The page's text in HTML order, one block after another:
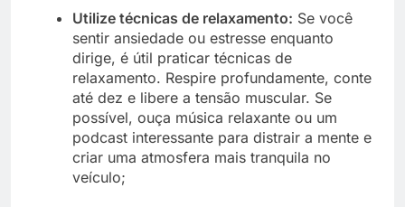
Utilize técnicas de relaxamento: Se você
sentir ansiedade ou estresse enquanto
dirige, é útil praticar técnicas de
relaxamento. Respire profundamente, conte
até dez e libere a tensão muscular. Se
possível, ouça música relaxante ou um
podcast interessante para distrair a mente e
criar uma atmosfera mais tranquila no
veículo;